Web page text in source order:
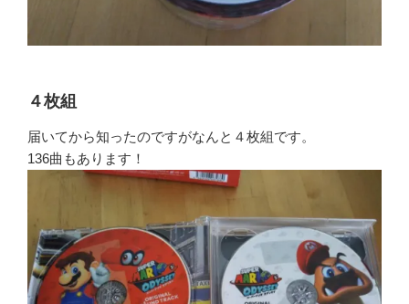
４枚組
届いてから知ったのですがなんと４枚組です。
136曲もあります！